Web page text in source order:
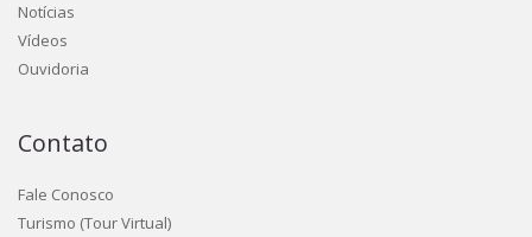
Notícias
Vídeos
Ouvidoria
Contato
Fale Conosco
Turismo (Tour Virtual)